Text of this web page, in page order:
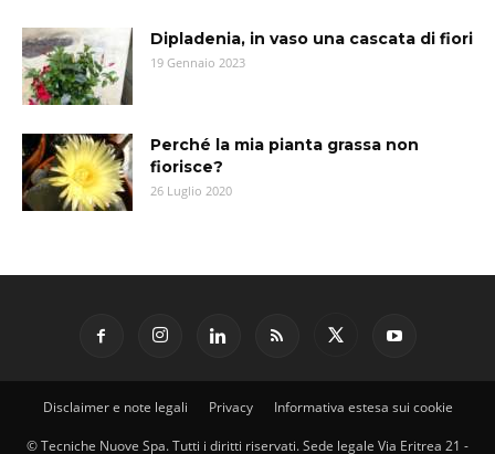
Dipladenia, in vaso una cascata di fiori
19 Gennaio 2023
Perché la mia pianta grassa non
fiorisce?
26 Luglio 2020
Disclaimer e note legali Privacy Informativa estesa sui cookie
© Tecniche Nuove Spa. Tutti i diritti riservati. Sede legale Via Eritrea 21 -